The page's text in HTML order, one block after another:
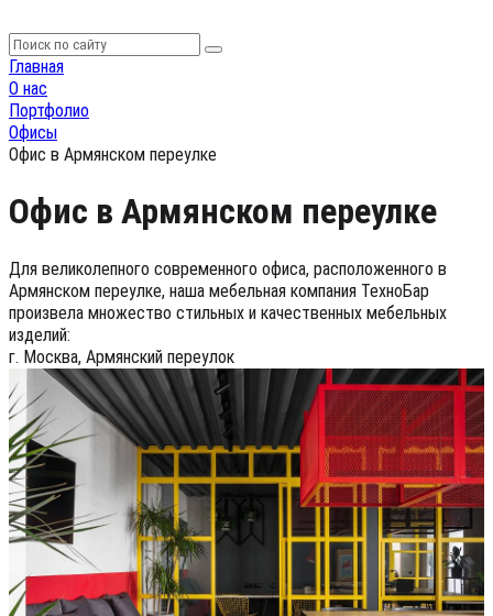
Главная
О нас
Портфолио
Офисы
Офис в Армянском переулке
Офис в Армянском переулке
Для великолепного современного офиса, расположенного в
Армянском переулке, наша мебельная компания ТехноБар
произвела множество стильных и качественных мебельных
изделий:
г. Москва, Армянский переулок